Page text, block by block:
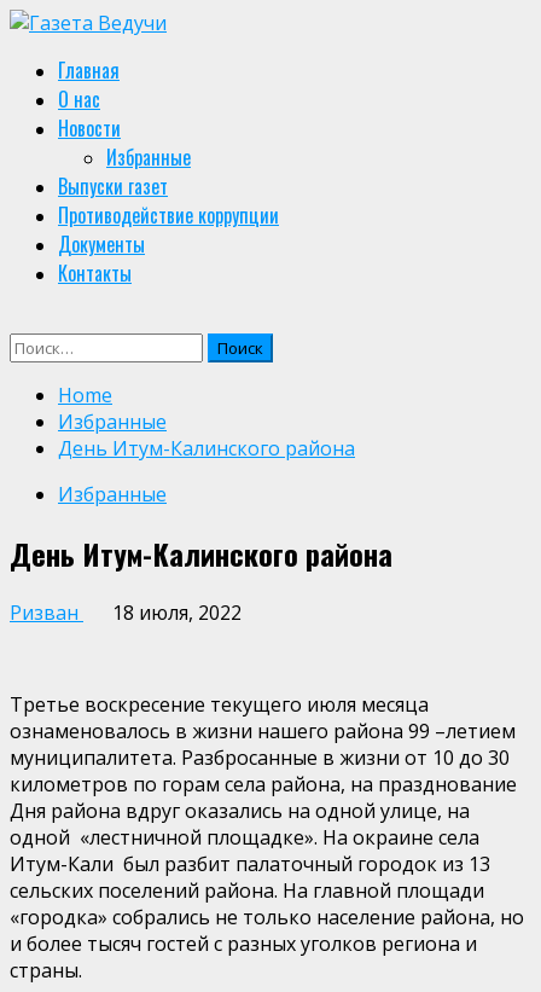
Skip
content
Primary
Menu
Главная
О нас
Новости
Избранные
Выпуски газет
Противодействие коррупции
Документы
Контакты
Найти:
Home
Избранные
День Итум-Калинского района
Избранные
День Итум-Калинского района
Ризван 18 июля, 2022
Третье воскресение текущего июля месяца
ознаменовалось в жизни нашего района 99 –летием
муниципалитета. Разбросанные в жизни от 10 до 30
километров по горам села района, на празднование
Дня района вдруг оказались на одной улице, на
одной «лестничной площадке». На окраине села
Итум-Кали был разбит палаточный городок из 13
сельских поселений района. На главной площади
«городка» собрались не только население района, но
и более тысяч гостей с разных уголков региона и
страны.